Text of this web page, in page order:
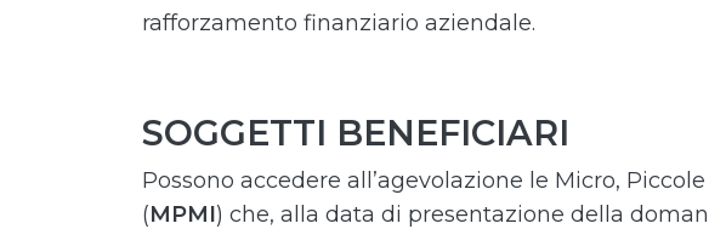
rafforzamento finanziario aziendale.
SOGGETTI BENEFICIARI
Possono accedere all’agevolazione le Micro,
(MPMI) che, alla data di presentazione della